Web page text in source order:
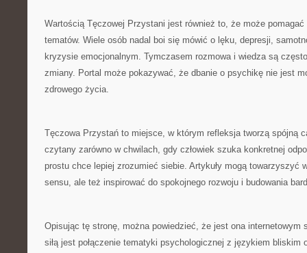
Wartością Tęczowej Przystani jest również to, że może pomagać
tematów. Wiele osób nadal boi się mówić o lęku, depresji,
kryzysie emocjonalnym. Tymczasem rozmowa i wiedza są
zmiany. Portal może pokazywać, że dbanie o psychikę nie jest
zdrowego życia.
Tęczowa Przystań to miejsce, w którym refleksja tworzą spójną
czytany zarówno w chwilach, gdy człowiek szuka konkretnej
prostu chce lepiej zrozumieć siebie. Artykuły mogą towarzyszyć
sensu, ale też inspirować do spokojnego rozwoju i budowania
Opisując tę stronę, można powiedzieć, że jest ona internetowym
siłą jest połączenie tematyki psychologicznej z językiem bliskim